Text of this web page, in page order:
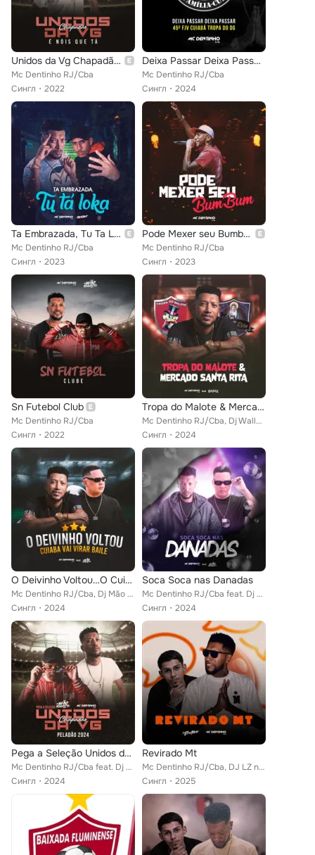
Unidos da Vg Chapadão - É Nois Que Tá
Mc Dentinho RJ/Cba
Сингл
2022
Deixa Passar Deixa Passar - 45º Fjv Cuiabá Tropa do Dg
Mc Dentinho RJ/Cba
Сингл
2024
Ta Embrazada, Tu Ta Loka
Mc Dentinho RJ/Cba
Сингл
2023
Pode Mexer seu Bumbum
Mc Dentinho RJ/Cba
Сингл
2023
Sn Futebol Club
Mc Dentinho RJ/Cba
Сингл
2022
Tropa do Malote & Mercado Santa Rita
Mc Dentinho RJ/Cba, Dj Wallace
Сингл
2024
O Deivinho Voltou…O Cuiaba Vai Virar Baile…
Mc Dentinho RJ/Cba, Dj Mão Absoluto
Сингл
2024
Soca Soca nas Danadas
Mc Dentinho RJ/Cba feat. Dj Mão Absoluto
Сингл
2024
Pega a Seleção Unidos da Vege Chapadão Peladão 2024
Mc Dentinho RJ/Cba feat. Dj Mão Absoluto
Сингл
2024
Revirado Mt
Mc Dentinho RJ/Cba, DJ LZ no Beat
Сингл
2025